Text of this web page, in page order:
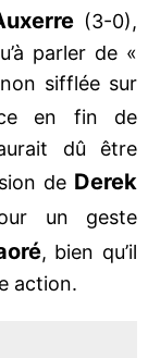
(3-0),
parler de «
sifflée sur
en fin de
dû être
de Derek
un geste
, bien qu’il
action.